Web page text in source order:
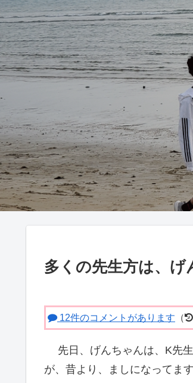
多くの先生方は、げ
12件のコメントがあります （
先日、げんちゃんは、K先
が、昔より、ましになってます